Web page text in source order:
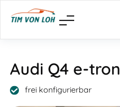
Audi Q4 e-tron
frei konfigurierbar